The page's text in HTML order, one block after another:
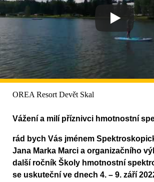
OREA Resort Devět Skal
Vážení a milí příznivci hmotnostní
rád bych Vás jménem
Jana Marka Marci a organizačního
další ročník Školy hmotnostní
se uskuteční ve dnech 4. – 9. září